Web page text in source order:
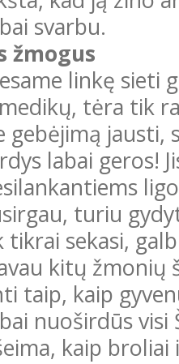
svarbu.
žmogus
linkę sieti
tėra tik
gebėjimą jausti,
labai geros!
turiu
tikrai sekasi,
kitų žmonių
taip, kaip
nuoširdūs visi
kaip broliai